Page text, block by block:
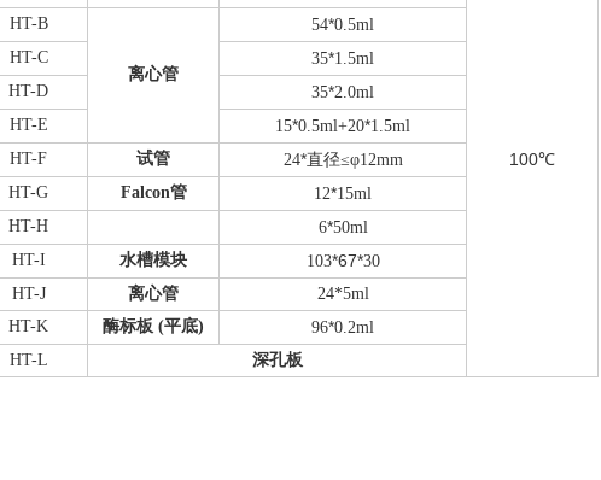
100℃
HT-B
离心管
54*0.5ml
HT-C
35*1.5ml
HT-D
35*2.0ml
HT-E
15*0.5ml+20*1.5ml
HT-F
试管 24*直径≤φ12mm
HT-G
Falcon管 12*15ml
HT-H
6*50ml
HT-I
水槽模块 103*67*30
HT-J
离心管
24*5ml
HT-K
酶标板 (平底) 96*0.2ml
HT-L
深孔板